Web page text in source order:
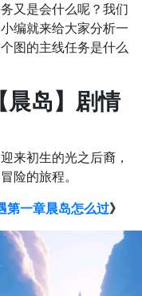
又是会什么呢？我们
编就来给大家分析一
图的主线任务是什么
岛】剧情
来初生的光之后裔，
险的旅程。
第一章晨岛怎么过》